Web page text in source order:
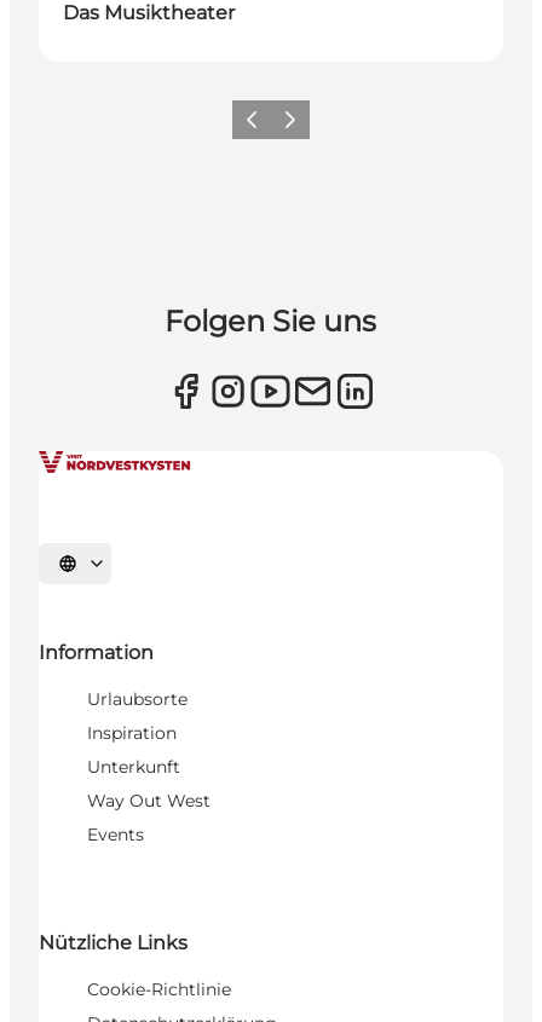
Das Musiktheater
ZurückWeiter
Folgen Sie uns
Sprache auswählen
Information
Urlaubsorte
Inspiration
Unterkunft
Way Out West
Events
Nützliche Links
Cookie-Richtlinie